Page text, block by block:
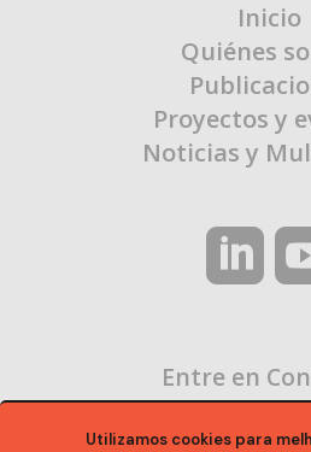
Utilizamos cookies para
Inicio
Quiénes
Proyectos y
Noticias y
Entre en